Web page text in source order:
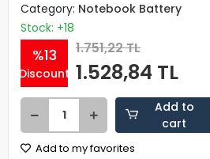
Category: Notebook Battery
Stock: +18
%13
Discount
1.751,22 TL
1.528,84 TL
Add to
cart
Add to my favorites